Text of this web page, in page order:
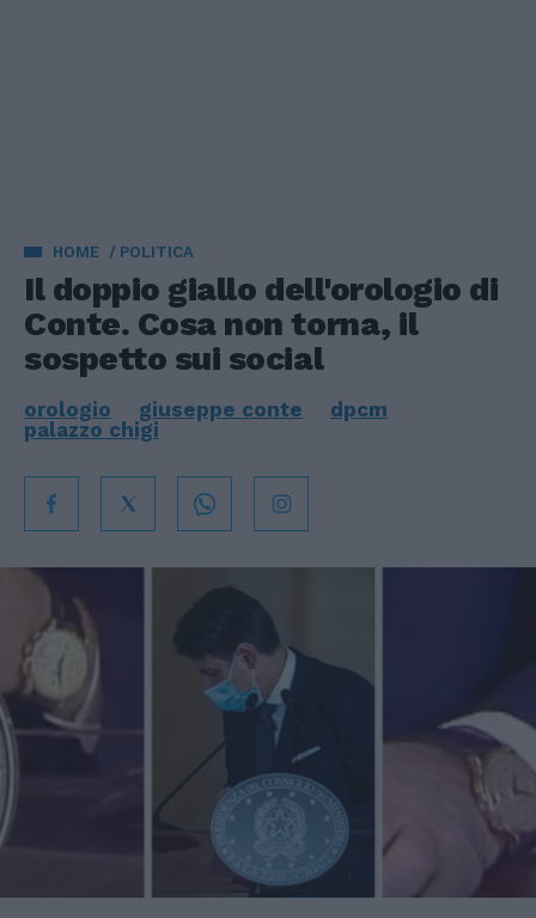
HOME POLITICA
Il doppio giallo dell'orologio di
Conte. Cosa non torna, il
sospetto sui social
orologio giuseppe conte
dpcm
palazzo chigi